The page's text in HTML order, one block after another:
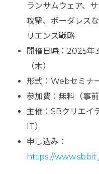
ランサムウェア、
攻撃、ボーダレス
リエンス戦略
開催日時：2025年
（木）
形式：Webセミナ
参加費：無料（事前
主催：SBクリエイ
IT）
申し込み：
https://